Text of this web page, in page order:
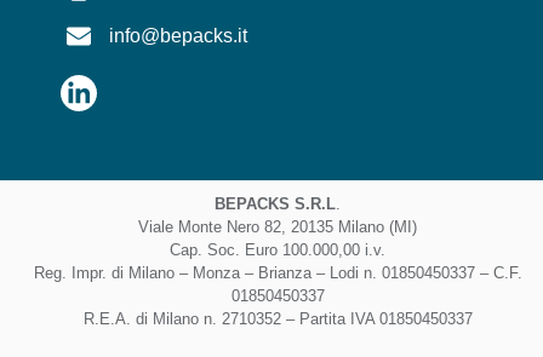
info@bepacks.it
BEPACKS S.R.L
Viale Monte Nero 82, 20135 Milano (MI)
Cap. Soc. Euro 100.000,00 i.v.
Reg. Impr. di Milano – Monza – Brianza – Lodi n. 01850450337 – C.F.
01850450337
R.E.A. di Milano n. 2710352 – Partita IVA 01850450337